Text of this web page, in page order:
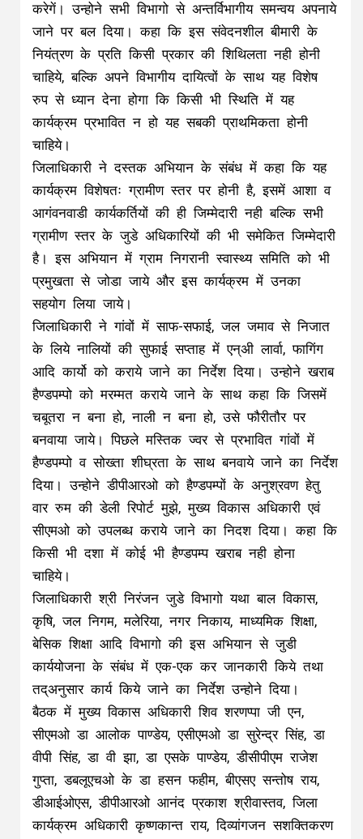
करेगें। उन्होने सभी विभागो से अन्तर्विभागीय समन्वय अपनाये
जाने पर बल दिया। कहा कि इस संवेदनशील बीमारी के
नियंत्रण के प्रति किसी प्रकार की शिथिलता नही होनी
चाहिये, बल्कि अपने विभागीय दायित्वों के साथ यह विशेष
रुप से ध्यान देना होगा कि किसी भी स्थिति में यह
कार्यक्रम प्रभावित न हो यह सबकी प्राथमिकता होनी
चाहिये।
जिलाधिकारी ने दस्तक अभियान के संबंध में कहा कि यह
कार्यक्रम विशेषतः ग्रामीण स्तर पर होनी है, इसमें आशा व
आगंवनवाडी कार्यकर्तियों की ही जिम्मेदारी नही बल्कि सभी
ग्रामीण स्तर के जुडे अधिकारियों की भी समेकित जिम्मेदारी
है। इस अभियान में ग्राम निगरानी स्वास्थ्य समिति को भी
प्रमुखता से जोडा जाये और इस कार्यक्रम में उनका
सहयोग लिया जाये।
जिलाधिकारी ने गांवों में साफ-सफाई, जल जमाव से निजात
के लिये नालियों की सुफाई सप्ताह में एन्अी लार्वा, फागिंग
आदि कार्यो को कराये जाने का निर्देश दिया। उन्होने खराब
हैण्डपम्पो को मरम्मत कराये जाने के साथ कहा कि जिसमें
चबूतरा न बना हो, नाली न बना हो, उसे फौरीतौर पर
बनवाया जाये। पिछले मस्तिक ज्वर से प्रभावित गांवों में
हैण्डपम्पो व सोख्ता शीघ्रता के साथ बनवाये जाने का निर्देश
दिया। उन्होने डीपीआरओ को हैण्डपम्पों के अनुश्रवण हेतु
वार रुम की डेली रिपोर्ट मुझे, मुख्य विकास अधिकारी एवं
सीएमओ को उपलब्ध कराये जाने का निदश दिया। कहा कि
किसी भी दशा में कोई भी हैण्डपम्प खराब नही होना
चाहिये।
जिलाधिकारी श्री निरंजन जुडे विभागो यथा बाल विकास,
कृषि, जल निगम, मलेरिया, नगर निकाय, माध्यमिक शिक्षा,
बेसिक शिक्षा आदि विभागो की इस अभियान से जुडी
कार्ययोजना के संबंध में एक-एक कर जानकारी किये तथा
तद्अनुसार कार्य किये जाने का निर्देश उन्होने दिया।
बैठक में मुख्य विकास अधिकारी शिव शरणप्पा जी एन,
सीएमओ डा आलोक पाण्डेय, एसीएमओ डा सुरेन्द्र सिंह, डा
वीपी सिंह, डा वी झा, डा एसके पाण्डेय, डीसीपीएम राजेश
गुप्ता, डबलूएचओ के डा हसन फहीम, बीएसए सन्तोष राय,
डीआईओएस, डीपीआरओ आनंद प्रकाश श्रीवास्तव, जिला
कार्यक्रम अधिकारी कृष्णकान्त राय, दिव्यांगजन सशक्तिकरण